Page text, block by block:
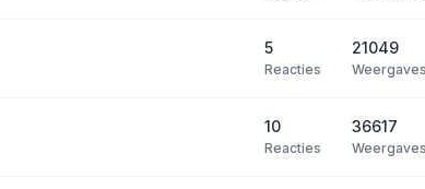
5
Reacties
21049
Weergaves
10
Reacties
36617
Weergaves